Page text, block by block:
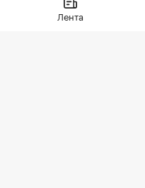
ипотеку. В
сделок менее
Лента